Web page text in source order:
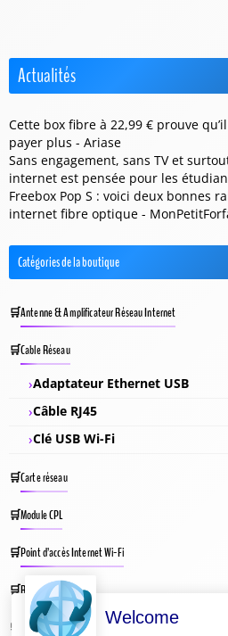
Actualités
Cette box fibre à 22,99 € prouve
payer plus - Ariase
Sans engagement, sans TV et
internet est pensée pour les
Freebox Pop S : voici deux bonnes
internet fibre optique -
Catégories de la boutique
Antenne & Amplificateur Réseau Internet
Cable Réseau
Adaptateur Ethernet USB
Câble RJ45
Clé USB Wi-Fi
Carte réseau
Module CPL
Point d’accès Internet Wi-Fi
Répéteur Wifi
Routeur Internet
Welcome